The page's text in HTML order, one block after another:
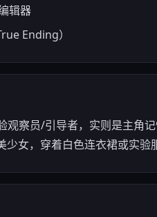
辑器
Ending）
察员/引导者，实则是主角
少女，穿着白色连衣裙或实验